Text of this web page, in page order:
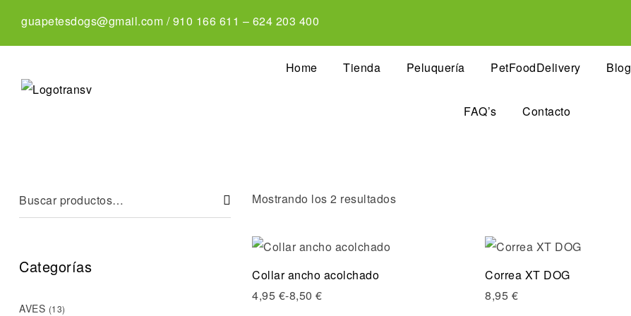
guapetesdogs@gmail.com /910 166 611 – 624 203 400
Home Tienda Peluquería PetFoodDelivery Blog
FAQ’s Contacto
Mostrando los 2 resultados
Quick view
Collar ancho acolchado
4,95 €-8,50 €
Correa XT DOG
8,95 €
Categorías
AVES (13)